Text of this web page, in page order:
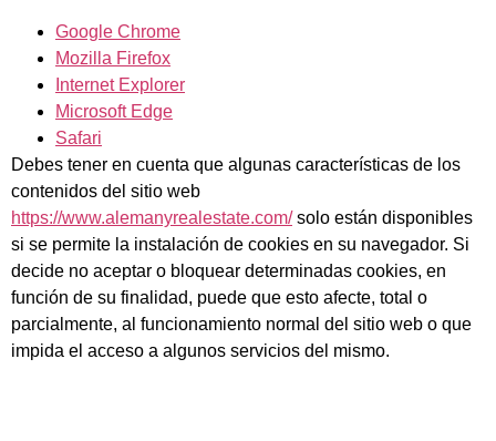
Google Chrome
Mozilla Firefox
Internet Explorer
Microsoft Edge
Safari
Debes tener en cuenta que algunas características de los
contenidos del sitio web
https://www.alemanyrealestate.com/solo están disponibles
si se permite la instalación de cookies en su navegador. Si
decide no aceptar o bloquear determinadas cookies, en
función de su finalidad, puede que esto afecte, total o
parcialmente, al funcionamiento normal del sitio web o que
impida el acceso a algunos servicios del mismo.